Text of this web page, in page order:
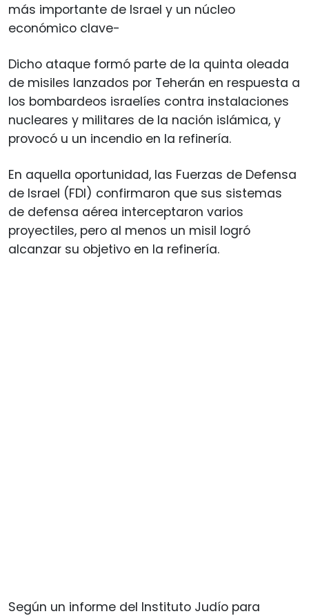
más importante de Israel y un núcleo
económico clave-
Dicho ataque formó parte de la quinta oleada
de misiles lanzados por Teherán en respuesta a
los bombardeos israelíes contra instalaciones
nucleares y militares de la nación islámica, y
provocó u un incendio en la refinería.
En aquella oportunidad, las Fuerzas de Defensa
de Israel (FDI) confirmaron que sus sistemas
de defensa aérea interceptaron varios
proyectiles, pero al menos un misil logró
alcanzar su objetivo en la refinería.
Según un informe del Instituto Judío para